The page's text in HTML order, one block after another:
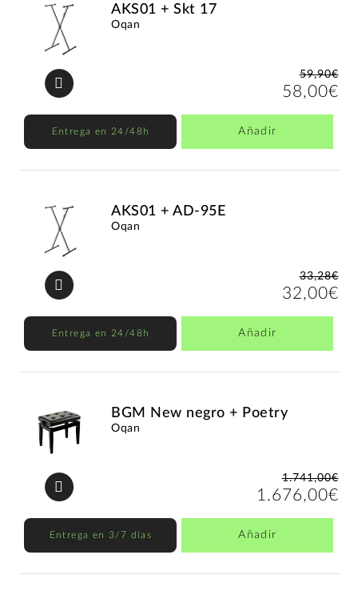
AKS01 + Skt 17
Oqan
59,90€
58,00€
Entrega en 24/48h Añadir
AKS01 + AD-95E
Oqan
33,28€
32,00€
Entrega en 24/48h Añadir
BGM New negro + Poetry
Oqan
1.741,00€
1.676,00€
Entrega en 3/7 días Añadir